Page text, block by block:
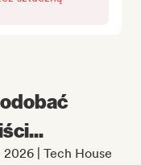
| Tech House